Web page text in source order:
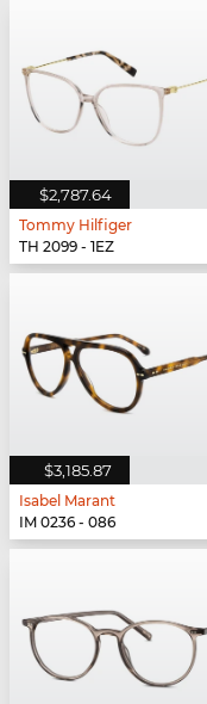
$2,787.64
Tommy Hilfiger
TH 2099 - 1EZ
$3,185.87
Isabel Marant
IM 0236 - 086